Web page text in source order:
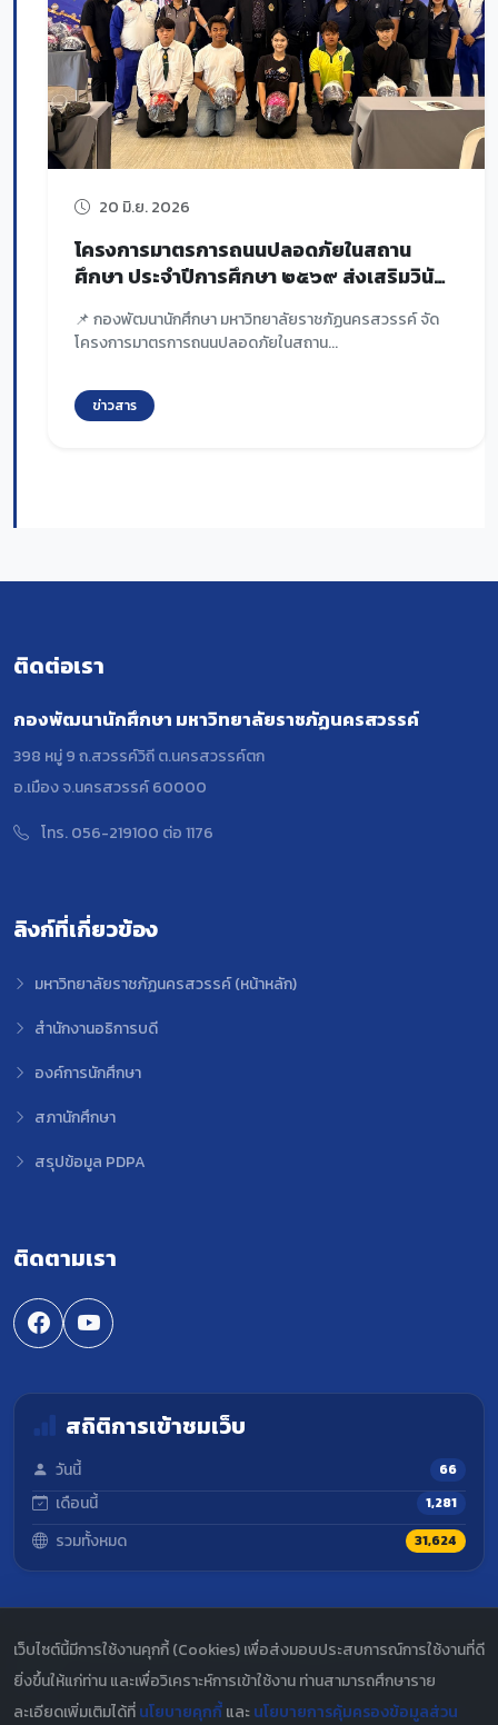
20 มิ.ย. 2026
โครงการมาตรการถนนปลอดภัยในสถาน
ศึกษา ประจำปีการศึกษา ๒๕๖๙ ส่งเสริมวินัย
ทางถนน
📌 กองพัฒนานักศึกษา มหาวิทยาลัยราชภัฏนครสวรรค์ จัด
โครงการมาตรการถนนปลอดภัยในสถาน...
ข่าวสาร
ติดต่อเรา
กองพัฒนานักศึกษา มหาวิทยาลัยราชภัฏนครสวรรค์
398 หมู่ 9 ถ.สวรรค์วิถี ต.นครสวรรค์ตก
อ.เมือง จ.นครสวรรค์ 60000
โทร. 056-219100 ต่อ 1176
ลิงก์ที่เกี่ยวข้อง
มหาวิทยาลัยราชภัฏนครสวรรค์ (หน้าหลัก)
สำนักงานอธิการบดี
องค์การนักศึกษา
สภานักศึกษา
สรุปข้อมูล PDPA
ติดตามเรา
สถิติการเข้าชมเว็บ
วันนี้ 66
เดือนนี้ 1,281
รวมทั้งหมด 31,624
© 2567 กองพัฒนานักศึกษา มหาวิทยาลัยราชภัฏนครสวรรค์. สงวน
ลิขสิทธิ์.
ผู้ดูแลระบบ
| นโยบายความเป็นส่วนตัว | ข้อตกลงและเงื่อนไข
เว็บไซต์นี้มีการใช้งานคุกกี้ (Cookies) เพื่อส่งมอบประสบการณ์การใช้งานที่ดี
ยิ่งขึ้นให้แก่ท่าน และเพื่อวิเคราะห์การเข้าใช้งาน ท่านสามารถศึกษาราย
ละเอียดเพิ่มเติมได้ที่นโยบายคุกกี้และนโยบายการคุ้มครองข้อมูลส่วน